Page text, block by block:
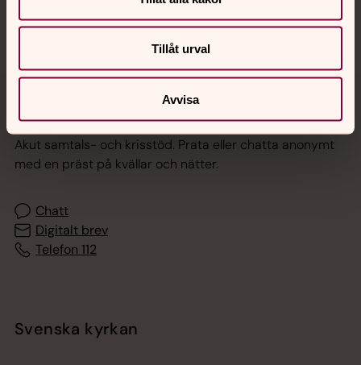
Tillåt urval
Avvisa
Jourhavande präst
Akut samtals- och krisstöd. Prata eller chatta anonymt
med en präst på kvällar och nätter.
Chatt
Digitalt brev
Telefon 112
Svenska kyrkan